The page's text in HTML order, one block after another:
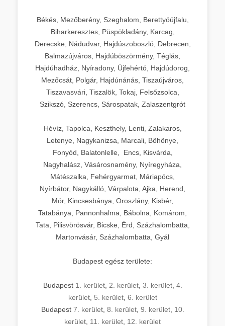
Békés, Mezőberény, Szeghalom, Berettyóújfalu,
Biharkeresztes, Püspökladány, Karcag,
Derecske, Nádudvar, Hajdúszoboszló, Debrecen,
Balmazújváros, Hajdúböszörmény, Téglás,
Hajdúhadház, Nyíradony, Újfehértó, Hajdúdorog,
Mezőcsát, Polgár, Hajdúnánás, Tiszaújváros,
Tiszavasvári, Tiszalök, Tokaj, Felsőzsolca,
Szikszó, Szerencs, Sárospatak, Zalaszentgrót
Hévíz, Tapolca, Keszthely, Lenti, Zalakaros,
Letenye, Nagykanizsa, Marcali, Böhönye,
Fonyód, Balatonlelle, Encs, Kisvárda,
Nagyhalász, Vásárosnamény, Nyíregyháza,
Mátészalka, Fehérgyarmat, Máriapócs,
Nyírbátor, Nagykálló, Várpalota, Ajka, Herend,
Mór, Kincsesbánya, Oroszlány, Kisbér,
Tatabánya, Pannonhalma, Bábolna, Komárom,
Tata, Pilisvörösvár, Bicske, Érd, Százhalombatta,
Martonvásár, Százhalombatta, Gyál
Budapest egész területe:
Budapest 1. kerület, 2. kerület, 3. kerület, 4.
kerület, 5. kerület, 6. kerület
Budapest 7. kerület, 8. kerület, 9. kerület, 10.
kerület 11. kerület 12. kerület